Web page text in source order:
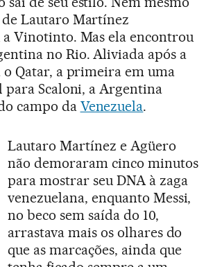
Lautaro Martínez
Vinotinto. Mas ela encontrou
no Rio. Aliviada após a
Qatar, a primeira em uma
Scaloni, a Argentina
campo da Venezuela.
Lautaro Martínez e Agüero
não demoraram cinco minutos
para mostrar seu DNA à zaga
venezuelana, enquanto Messi,
no beco sem saída do 10,
arrastava mais os olhares do
que as marcações, ainda que